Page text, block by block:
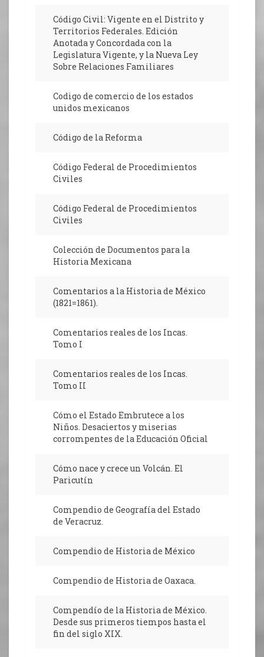
Código Civil: Vigente en el Distrito y
Territorios Federales. Edición
Anotada y Concordada con la
Legislatura Vigente, y la Nueva Ley
Sobre Relaciones Familiares
Codigo de comercio de los estados
unidos mexicanos
Código de la Reforma
Código Federal de Procedimientos
Civiles
Código Federal de Procedimientos
Civiles
Colección de Documentos para la
Historia Mexicana
Comentarios a la Historia de México
(1821=1861).
Comentarios reales de los Incas.
Tomo I
Comentarios reales de los Incas.
Tomo II
Cómo el Estado Embrutece a los
Niños. Desaciertos y miserias
corrompentes de la Educación Oficial
Cómo nace y crece un Volcán. El
Paricutín
Compendio de Geografía del Estado
de Veracruz.
Compendio de Historia de México
Compendio de Historia de Oaxaca.
Compendío de la Historia de México.
Desde sus primeros tiempos hasta el
fin del siglo XIX.